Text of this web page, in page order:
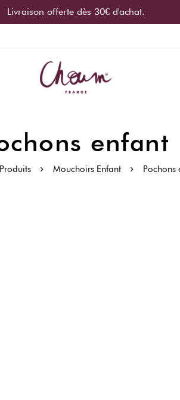
Livraison offerte dès 30€ d'achat.
enfant
Produits Mouchoirs Enfant Pochons